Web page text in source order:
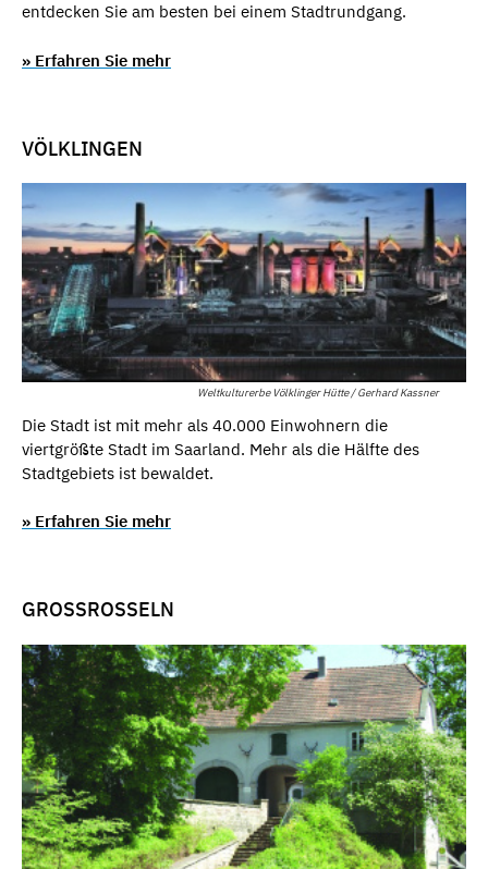
entdecken Sie am besten bei einem Stadtrundgang.
» Erfahren Sie mehr
VÖLKLINGEN
Weltkulturerbe Völklinger Hütte / Gerhard Kassner
Die Stadt ist mit mehr als 40.000 Einwohnern die
viertgrößte Stadt im Saarland. Mehr als die Hälfte des
Stadtgebiets ist bewaldet.
» Erfahren Sie mehr
GROSSROSSELN